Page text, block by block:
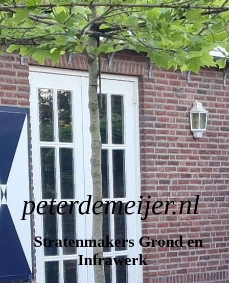
peterdemeijer.nl
Stratenmakers Grond en
Infrawerk
Home
Bestratingen/Tuinaanleg
Grondwerk/grondstoffen leveren
Infra
Contact